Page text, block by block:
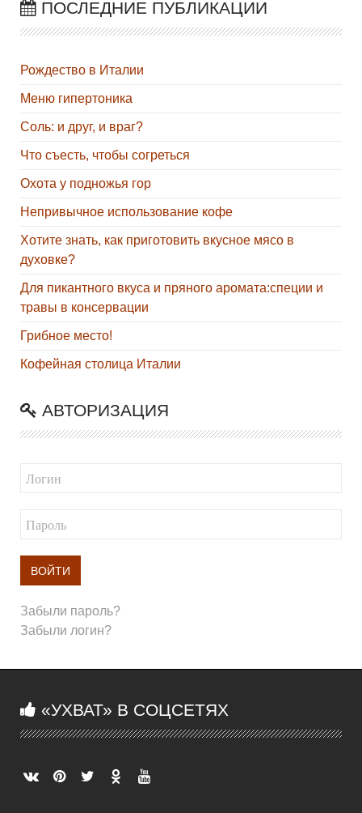
ПОСЛЕДНИЕ ПУБЛИКАЦИИ
Рождество в Италии
Меню гипертоника
Соль: и друг, и враг?
Что съесть, чтобы согреться
Охота у подножья гор
Непривычное использование кофе
Хотите знать, как приготовить вкусное мясо в
духовке?
Для пикантного вкуса и пряного аромата:специи и
травы в консервации
Грибное место!
Кофейная столица Италии
АВТОРИЗАЦИЯ
ВОЙТИ
Забыли пароль?
Забыли логин?
«УХВАТ» В СОЦСЕТЯХ